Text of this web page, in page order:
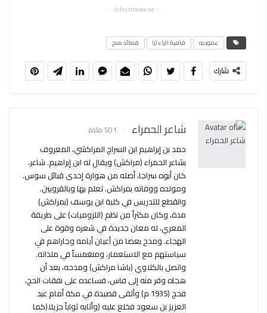
- Advertisement -
عموديه قافية الراء (ر) قصائد مدح
شارك
شاعر الحمراء 501 مادة
حمد بن إبراهيم ابن السراج المراكشي، المعروف
بشاعر الحمراء (مراكش) ويقال له ابن إبراهيم. شاعر،
كان أبوه سراجا، أصله من هوارة إحدى قبائل سوس.
ومولده ووفاته بمراكش. تعلم بها وبالقرويين.
وانقطع للتدريس في كلية ابن يوسف (بمراكش)
مدة، وكان مكثراً من نظم (اللزوميات) على طريقة
المعري، له معان جديدة في شعره وقوة على
الهجاء. ومدح بعضا من أعيان أيامه وجاراهم في
سياستهم مع الاستعمار، ومنغمساً في ملذاته.
واتصل بالكلاوي (باشا مراكش) ومدحه، بعد أن
هجاه وفر منه إلى فاس، فساعده على نفقات الحج،
فحج (1935 م) وألقى قصيدة في مكة أمام عبد
العزيز بن سعود فخلع عليه (وأثابه ثواباً جزيلا(كما